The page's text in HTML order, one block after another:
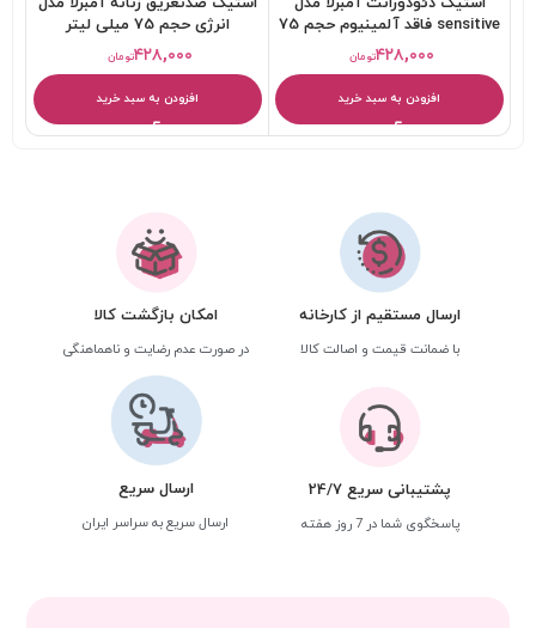
sensitive فاقد آلمینیوم حجم 75
میلی لیترتومان۴۲۸,۰۰۰
افزودن به سبد خرید
انرژی حجم 75 میلی لیتر
تومان۴۲۸,۰۰۰
افزودن به سبد خرید
ارسال مستقیم از کارخانه
با ضمانت قیمت و اصالت کالا
امکان بازگشت کالا
در صورت عدم رضایت و ناهماهنگی
پشتیبانی سریع 24/7
پاسخگوی شما در 7 روز هفته
ارسال سریع
ارسال سریع به سراسر ایران